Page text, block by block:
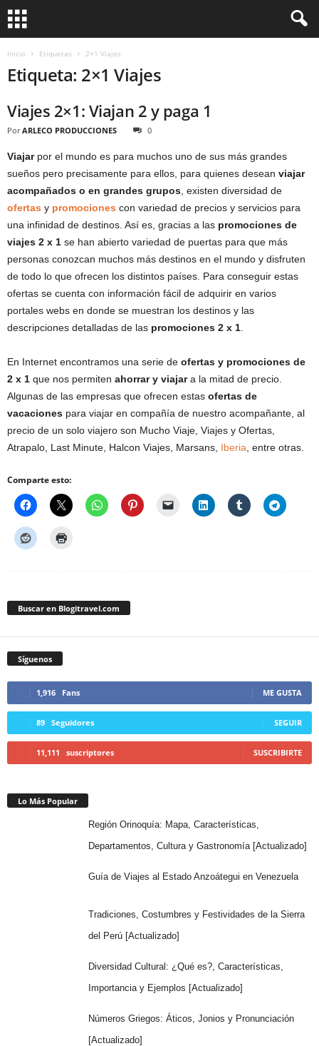
Inicio Etiquetas 2×1 Viajes
Etiqueta: 2×1 Viajes
Viajes 2×1: Viajan 2 y paga 1
Por ARLECO PRODUCCIONES 0
Viajarpor el mundo es para muchos uno de sus más grandes
sueños pero precisamente para ellos, para quienes desean viajar
acompañados o en grandes grupos , existen diversidad de
ofertas y promociones con variedad de precios y servicios para
una infinidad de destinos. Así es, gracias a las promociones de
viajes 2 x 1 se han abierto variedad de puertas para que más
personas conozcan muchos más destinos en el mundo y disfruten
de todo lo que ofrecen los distintos países. Para conseguir estas
ofertas se cuenta con información fácil de adquirir en varios
portales webs en donde se muestran los destinos y las
descripciones detalladas de las promociones 2 x 1
En Internet encontramos una serie de ofertas y promociones de
2 x 1 que nos permiten ahorrar y viajara la mitad de precio.
Algunas de las empresas que ofrecen estas ofertas de
vacaciones para viajar en compañía de nuestro acompañante, al
precio de un solo viajero son Mucho Viaje, Viajes y Ofertas,
Atrapalo, Last Minute, Halcon Viajes, Marsans, Iberia , entre otras.
Comparte esto:
Buscar en Blogitravel.com
Síguenos
1,916 Fans ME GUSTA
89 Seguidores SEGUIR
11,111 suscriptores SUSCRIBIRTE
Lo Más Popular
Región Orinoquía: Mapa, Características,
Departamentos, Cultura y Gastronomía [Actualizado]
Guía de Viajes al Estado Anzoátegui en Venezuela
Tradiciones, Costumbres y Festividades de la Sierra
del Perú [Actualizado]
Diversidad Cultural: ¿Qué es?, Características,
Importancia y Ejemplos [Actualizado]
Números Griegos: Áticos, Jonios y Pronunciación
[Actualizado]